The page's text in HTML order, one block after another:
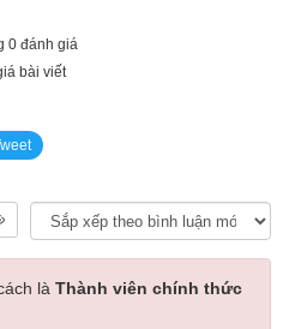
0 đánh giá
bài viết
là Thành viên chính thức